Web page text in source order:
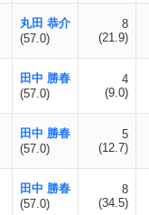
丸田 恭介
(57.0)
8
(21.9)
田中 勝春
(57.0)
4
(9.0)
田中 勝春
(57.0)
5
(12.7)
田中 勝春
(57.0)
8
(34.5)